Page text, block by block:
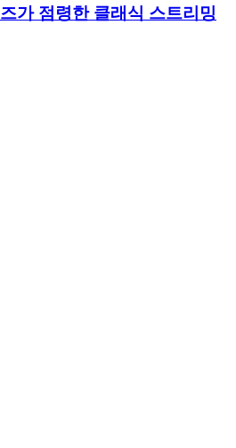
가 점령한 클래식 스트리밍